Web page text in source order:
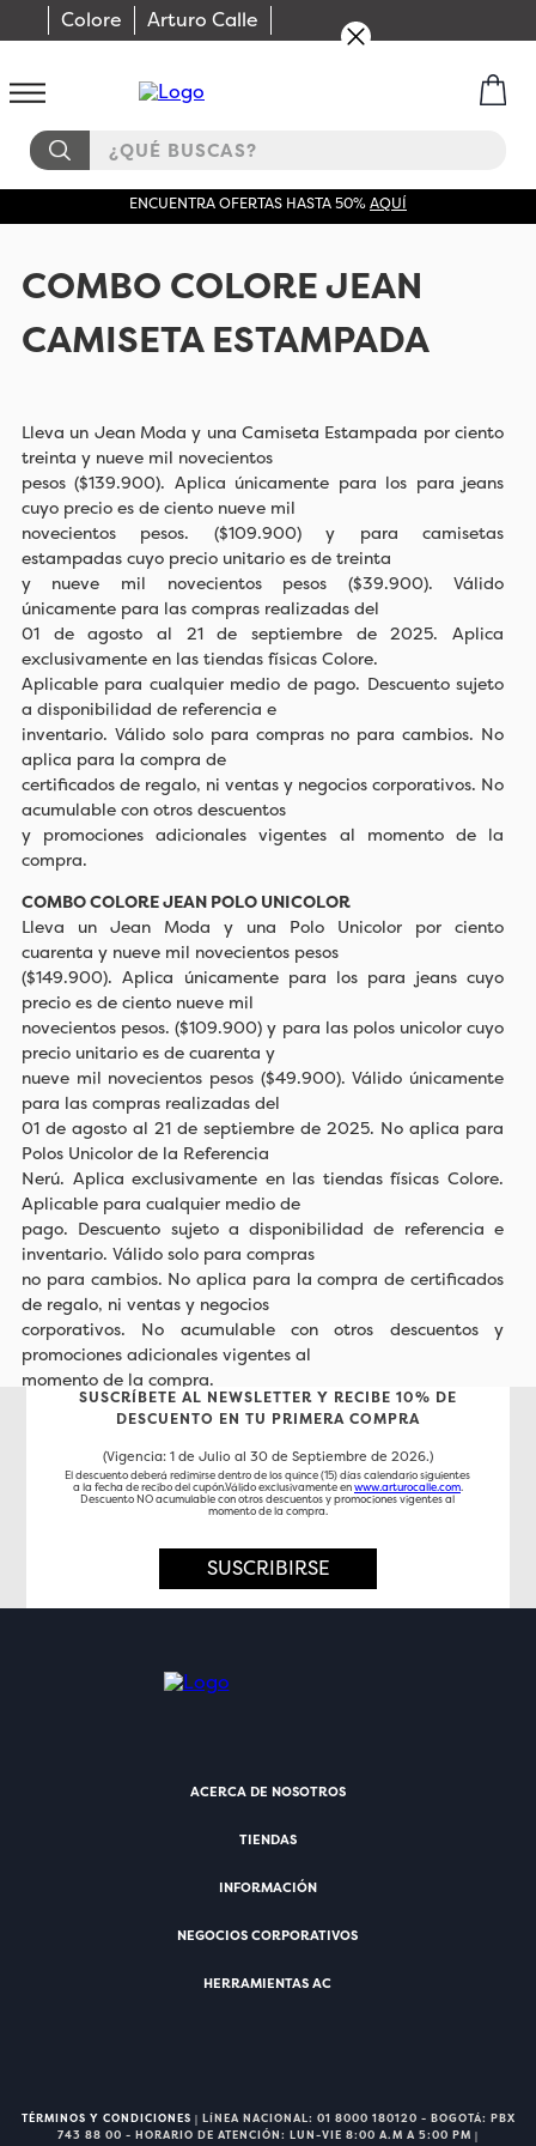
Colore Arturo Calle
¿QUÉ BUSCAS?
ENCUENTRA OFERTAS HASTA 50%AQUÍ
COMBO COLORE JEAN
CAMISETA ESTAMPADA
Lleva un Jean Moda y una Camiseta Estampada por ciento
treinta y nueve mil novecientos
pesos ($139.900). Aplica únicamente para los para jeans
cuyo precio es de ciento nueve mil
novecientos pesos. ($109.900) y para camisetas
estampadas cuyo precio unitario es de treinta
y nueve mil novecientos pesos ($39.900). Válido
únicamente para las compras realizadas del
01 de agosto al 21 de septiembre de 2025. Aplica
exclusivamente en las tiendas físicas Colore.
Aplicable para cualquier medio de pago. Descuento sujeto
a disponibilidad de referencia e
inventario. Válido solo para compras no para cambios. No
aplica para la compra de
certificados de regalo, ni ventas y negocios corporativos. No
acumulable con otros descuentos
y promociones adicionales vigentes al momento de la
compra.
COMBO COLORE JEAN POLO UNICOLOR
Lleva un Jean Moda y una Polo Unicolor por ciento
cuarenta y nueve mil novecientos pesos
($149.900). Aplica únicamente para los para jeans cuyo
precio es de ciento nueve mil
novecientos pesos. ($109.900) y para las polos unicolor cuyo
precio unitario es de cuarenta y
nueve mil novecientos pesos ($49.900). Válido únicamente
para las compras realizadas del
01 de agosto al 21 de septiembre de 2025. No aplica para
Polos Unicolor de la Referencia
Nerú. Aplica exclusivamente en las tiendas físicas Colore.
Aplicable para cualquier medio de
pago. Descuento sujeto a disponibilidad de referencia e
inventario. Válido solo para compras
no para cambios. No aplica para la compra de certificados
de regalo, ni ventas y negocios
corporativos. No acumulable con otros descuentos y
promociones adicionales vigentes al
momento de la compra.
SUSCRÍBETE AL NEWSLETTER Y RECIBE 10% DE
DESCUENTO EN TU PRIMERA COMPRA
(Vigencia: 1 de Julio al 30 de Septiembre de 2026.)
El descuento deberá redimirse dentro de los quince (15) días calendario siguientes
a la fecha de recibo del cupón.Válido exclusivamente enwww.arturocalle.com.
Descuento NO acumulable con otros descuentos y promociones vigentes al
momento de la compra.
SUSCRIBIRSE
ACERCA DE NOSOTROS
TIENDAS
INFORMACIÓN
NEGOCIOS CORPORATIVOS
HERRAMIENTAS AC
TÉRMINOS Y CONDICIONES | LÍNEA NACIONAL: 01 8000 180120 - BOGOTÁ: PBX
743 88 00 - HORARIO DE ATENCIÓN: LUN-VIE 8:00 A.M A 5:00 PM |